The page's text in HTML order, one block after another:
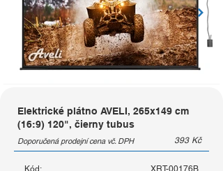
Elektrické plátno AVELI, 265x149 cm
(16:9) 120", čierny tubus
Doporučená prodejní cena vč. DPH 393 Kč
Kód: XRT-00176B